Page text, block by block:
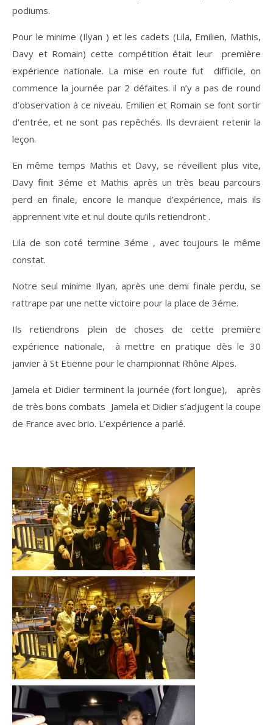
podiums.
Pour le minime (Ilyan ) et les cadets (Lila, Emilien, Mathis,
Davy et Romain) cette compétition était leur première
expérience nationale. La mise en route fut difficile, on
commence la journée par 2 défaites. il n’y a pas de round
d’observation à ce niveau. Emilien et Romain se font sortir
d’entrée, et ne sont pas repêchés. Ils devraient retenir la
leçon.
En même temps Mathis et Davy, se réveillent plus vite,
Davy finit 3éme et Mathis après un très beau parcours
perd en finale, encore le manque d’expérience, mais ils
apprennent vite et nul doute qu’ils retiendront .
Lila de son coté termine 3éme , avec toujours le même
constat.
Notre seul minime Ilyan, après une demi finale perdu, se
rattrape par une nette victoire pour la place de 3éme.
Ils retiendrons plein de choses de cette première
expérience nationale, à mettre en pratique dès le 30
janvier à St Etienne pour le championnat Rhône Alpes.
Jamela et Didier terminent la journée (fort longue), après
de très bons combats Jamela et Didier s’adjugent la coupe
de France avec brio. L’expérience a parlé.